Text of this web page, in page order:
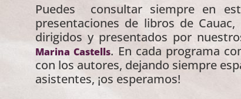
Puedes consultar siempre en
presentaciones de libros de
dirigidos y presentados por
Marina Castells. En cada programa
con los autores, dejando siempre
asistentes, ¡os esperamos!